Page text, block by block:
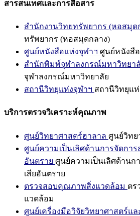
สารสนเทศและการสื่อสาร
สำนักงานวิทยทรัพยากร (หอสมุด
ทรัพยากร (หอสมุดกลาง)
ศูนย์หนังสือแห่งจุฬาฯ ศูนย์หนังสื
สำนักพิมพ์จุฬาลงกรณ์มหาวิทยา
จุฬาลงกรณ์มหาวิทยาลัย
สถานีวิทยุแห่งจุฬาฯ สถานีวิทยุแห่
บริการตรวจวิเคราะห์คุณภาพ
ศูนย์วิทยาศาสตร์ฮาลาล ศูนย์วิทย
ศูนย์ความเป็นเลิศด้านการจัดการ
อันตราย ศูนย์ความเป็นเลิศด้านก
เสียอันตราย
ตรวจสอบคุณภาพสิ่งแวดล้อม ตร
แวดล้อม
ศูนย์เครื่องมือวิจัยวิทยาศาสตร์แล